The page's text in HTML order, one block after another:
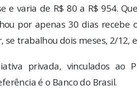
e varia de R$ 80 a R$ 954.
por apenas 30 dias recebe
se trabalhou dois meses, 2/12,
privada, vinculados ao
é o Banco do Brasil.